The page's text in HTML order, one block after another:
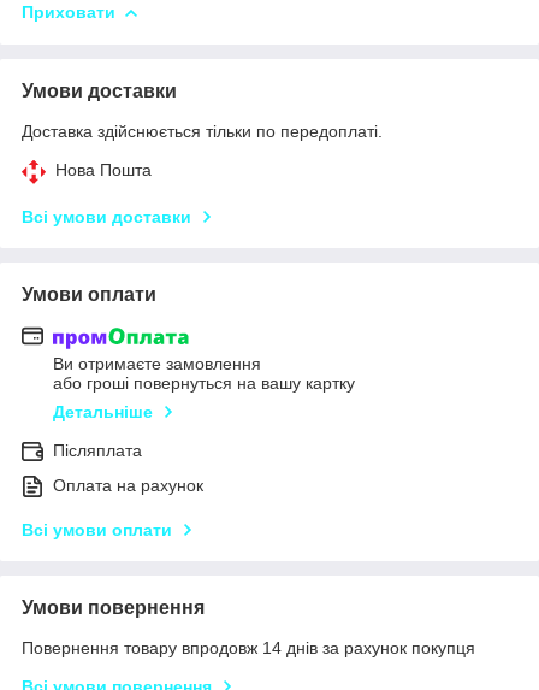
Приховати
Умови доставки
Доставка здійснюється тільки по передоплаті.
Нова Пошта
Всі умови доставки
Умови оплати
Ви отримаєте замовлення
або гроші повернуться на вашу картку
Детальніше
Післяплата
Оплата на рахунок
Всі умови оплати
Умови повернення
Повернення товару впродовж 14 днів за рахунок покупця